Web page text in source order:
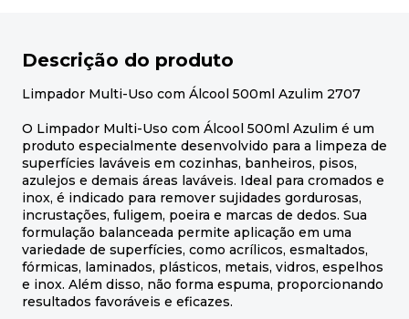
Descrição do produto
Limpador Multi-Uso com Álcool 500ml Azulim 2707
O Limpador Multi-Uso com Álcool 500ml Azulim é um
produto especialmente desenvolvido para a limpeza de
superfícies laváveis em cozinhas, banheiros, pisos,
azulejos e demais áreas laváveis. Ideal para cromados e
inox, é indicado para remover sujidades gordurosas,
incrustações, fuligem, poeira e marcas de dedos. Sua
formulação balanceada permite aplicação em uma
variedade de superfícies, como acrílicos, esmaltados,
fórmicas, laminados, plásticos, metais, vidros, espelhos
e inox. Além disso, não forma espuma, proporcionando
resultados favoráveis e eficazes.